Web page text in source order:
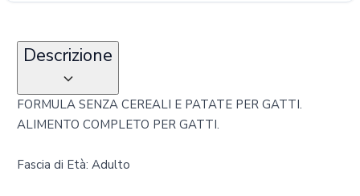
Descrizione
FORMULA SENZA CEREALI E PATATE PER GATTI.
ALIMENTO COMPLETO PER GATTI.
Fascia di Età: Adulto